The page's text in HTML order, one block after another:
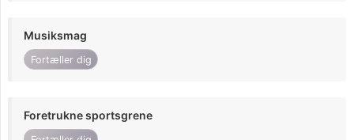
Musiksmag
Fortæller dig
Foretrukne sportsgrene